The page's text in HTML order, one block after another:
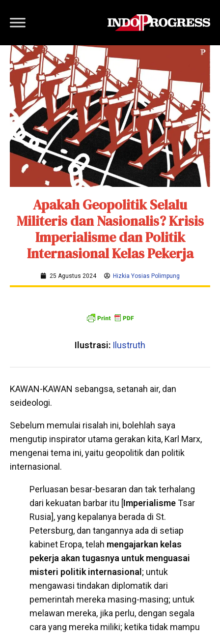
Apakah Geopolitik Selalu
Militeris dan Nasionalis? Krisis
Imperialisme dan Politik
Internasional Kelas Pekerja
25 Agustus 2024 Hizkia Yosias Polimpung
Ilustrasi: Ilustruth
KAWAN-KAWAN sebangsa, setanah air, dan
seideologi.
Sebelum memulai risalah ini, bolehlah saya
mengutip inspirator utama gerakan kita, Karl Marx,
mengenai tema ini, yaitu geopolitik dan politik
internasional.
Perluasan besar-besaran dan tak terhalang
dari kekuatan barbar itu [ImperialismeTsar
Rusia], yang kepalanya berada di St.
Petersburg, dan tangannya ada di setiap
kabinet Eropa, telah mengajarkan kelas
pekerja akan tugasnya untuk menguasai
misteri politik internasional ; untuk
mengawasi tindakan diplomatik dari
pemerintah mereka masing-masing; untuk
melawan mereka, jika perlu, dengan segala
cara yang mereka miliki; ketika tidak mampu